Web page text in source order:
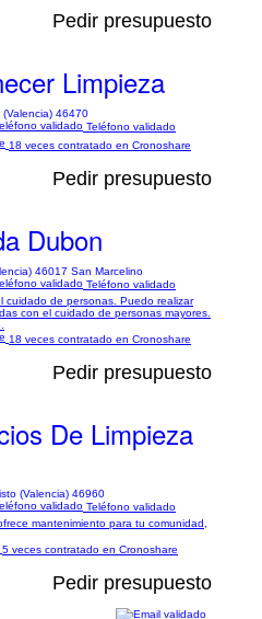
Pedir presupuesto
Limpieza
(Valencia) 46470
Teléfono validado
18 veces contratado en Cronoshare
Pedir presupuesto
Dubon
46017 San Marcelino
Teléfono validado
cuidado de personas. Puedo realizar
con el cuidado de personas mayores.
18 veces contratado en Cronoshare
Pedir presupuesto
De Limpieza
(Valencia) 46960
Teléfono validado
mantenimiento para tu comunidad,
5 veces contratado en Cronoshare
Pedir presupuesto